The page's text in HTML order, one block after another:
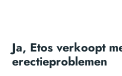
Ja, Etos verkoopt
erectieproblemen